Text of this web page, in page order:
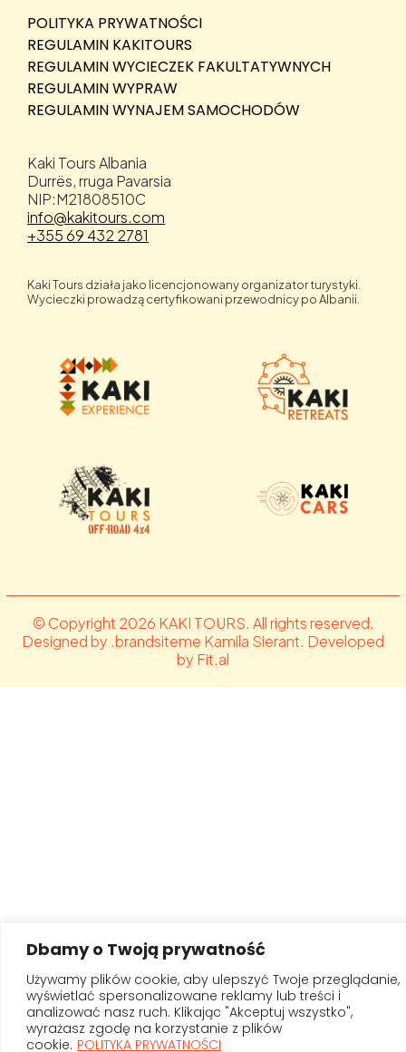
Dbamy o Twoją prywatność
Używamy plików cookie, aby ulepszyć Twoje przeglądanie,
wyświetlać spersonalizowane reklamy lub treści i
analizować nasz ruch. Klikając "Akceptuj wszystko",
wyrażasz zgodę na korzystanie z plików
cookie. POLITYKA PRYWATNOŚCI
POLITYKA PRYWATNOŚCI
REGULAMIN KAKITOURS
REGULAMIN WYCIECZEK FAKULTATYWNYCH
REGULAMIN WYPRAW
REGULAMIN WYNAJEM SAMOCHODÓW
Kaki Tours Albania
Durrës, rruga Pavarsia
NIP:M21808510C
info@kakitours.com
+355 69 432 2781
Kaki Tours działa jako licencjonowany organizator turystyki.
Wycieczki prowadzą certyfikowani przewodnicy po Albanii.
© Copyright 2026 KAKI TOURS. All rights reserved.
Designed by .brandsiteme Kamila Sierant. Developed
by Fit.al